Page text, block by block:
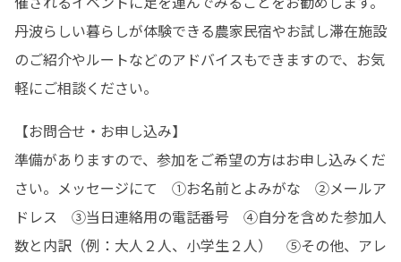
丹波らしい暮らしが体験できる農家民宿やお試し滞在施設
のご紹介やルートなどのアドバイスもできますので、お気
軽にご相談ください。
【お問合せ・お申し込み】
準備がありますので、参加をご希望の方はお申し込みくだ
さい。メッセージにて　①お名前とよみがな　②メールア
ドレス　③当日連絡用の電話番号　④自分を含めた参加人
数と内訳（例：大人２人、小学生２人）　⑤その他、アレ